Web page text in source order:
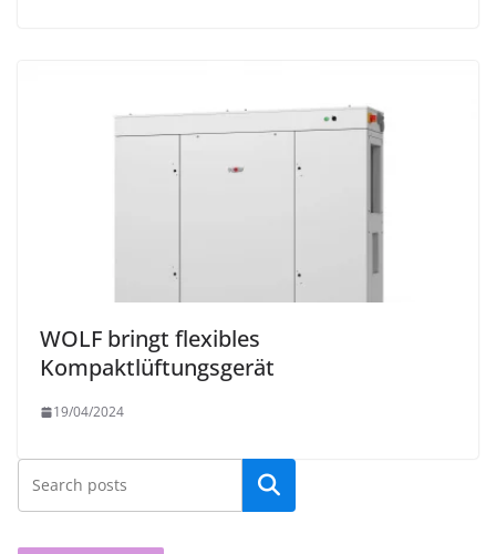
WOLF bringt flexibles
Kompaktlüftungsgerät
19/04/2024